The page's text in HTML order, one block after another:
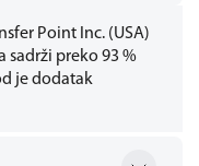
Point Inc. (USA)
sadrži preko 93 %
je dodatak